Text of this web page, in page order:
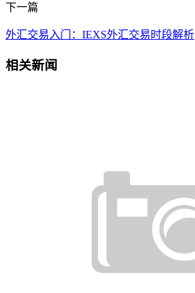
下一篇
外汇交易入门：IEXS外汇交易时段解析
相关新闻